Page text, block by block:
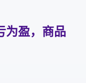
为盈，商品